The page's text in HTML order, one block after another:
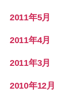
2011年5月
2011年4月
2011年3月
2010年12月